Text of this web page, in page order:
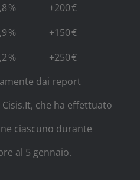
%
+200 €
%
+150 €
%
+250 €
dai report
che ha effettuato
ciascuno durante
al 5 gennaio.